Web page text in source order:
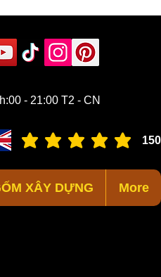
- 21:00 T2 - CN
XÂY DỰNG More
150
đánh giá trung bình là 3 /